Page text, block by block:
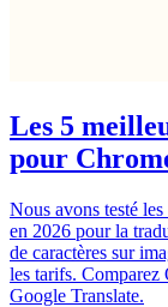
Les 5
pour
Nous avons testé
en 2026 pour la
de caractères sur
les tarifs.
Google Translate.